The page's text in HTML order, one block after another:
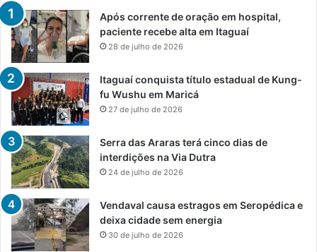
Após corrente de oração em hospital,
paciente recebe alta em Itaguaí
28 de julho de 2026
Itaguaí conquista título estadual de Kung-
fu Wushu em Maricá
27 de julho de 2026
Serra das Araras terá cinco dias de
interdições na Via Dutra
24 de julho de 2026
Vendaval causa estragos em Seropédica e
deixa cidade sem energia
30 de julho de 2026